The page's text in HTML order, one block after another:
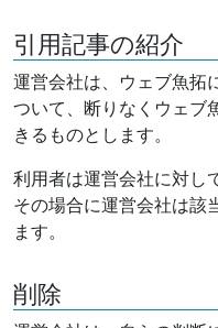
引用記事の紹介
運営会社は、ウェブ魚拓
ついて、断りなくウェブ
きるものとします。
利用者は運営会社に対し
その場合に運営会社は該
ます。
削除